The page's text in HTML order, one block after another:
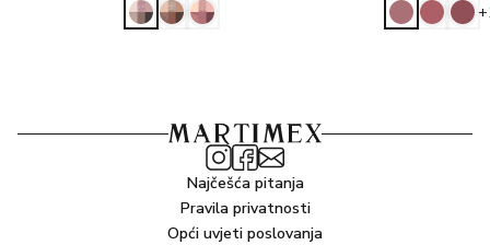
Najčešća pitanja
Pravila privatnosti
Opći uvjeti poslovanja